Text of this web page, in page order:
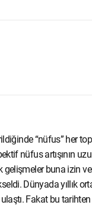
“nüfus” her
nüfus artışının
buna izin
Dünyada yıllık
Fakat bu tarihten